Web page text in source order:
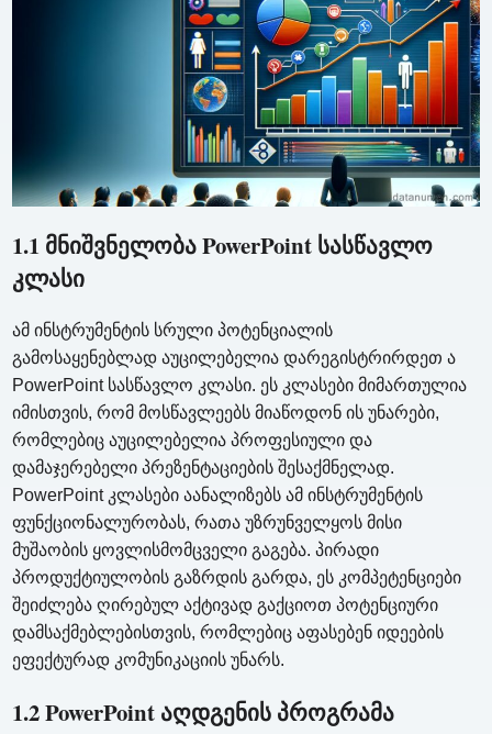
1.1 მნიშვნელობა PowerPoint სასწავლო
კლასი
ამ ინსტრუმენტის სრული პოტენციალის
გამოსაყენებლად აუცილებელია დარეგისტრირდეთ ა
PowerPoint სასწავლო კლასი. ეს კლასები მიმართულია
იმისთვის, რომ მოსწავლეებს მიაწოდონ ის უნარები,
რომლებიც აუცილებელია პროფესიული და
დამაჯერებელი პრეზენტაციების შესაქმნელად.
PowerPoint კლასები აანალიზებს ამ ინსტრუმენტის
ფუნქციონალურობას, რათა უზრუნველყოს მისი
მუშაობის ყოვლისმომცველი გაგება. პირადი
პროდუქტიულობის გაზრდის გარდა, ეს კომპეტენციები
შეიძლება ღირებულ აქტივად გაქციოთ პოტენციური
დამსაქმებლებისთვის, რომლებიც აფასებენ იდეების
ეფექტურად კომუნიკაციის უნარს.
1.2 PowerPoint აღდგენის პროგრამა